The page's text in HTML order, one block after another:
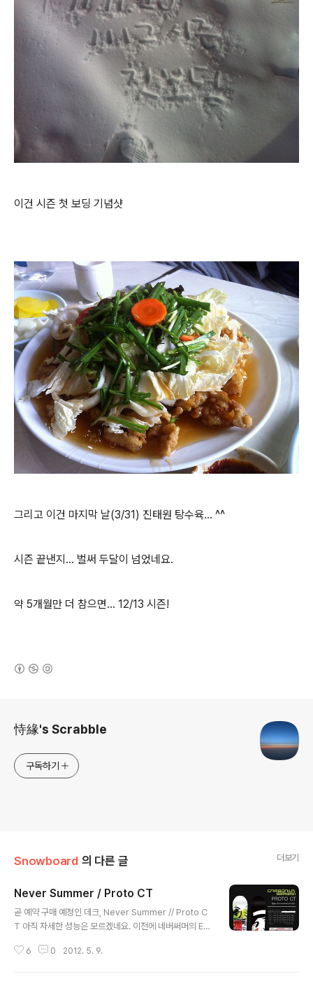
이건 시즌 첫 보딩 기념샷
그리고 이건 마지막 날(3/31) 진태원 탕수육... ^^
시즌 끝낸지... 벌써 두달이 넘었네요.
약 5개월만 더 참으면... 12/13 시즌!
恃緣's Scrabble
구독하기
Snowboard 의 다른 글 더보기
Never Summer / Proto CT
곧 예약 구매 예정인 데크, Never Summer // Proto C
T 아직 자세한 성능은 모르겠네요. 이전에 네버써머의 Ev
킨 모델이 작년에 나온 Proto CT 입니다. Never Summ
6 0 2012. 5. 9.